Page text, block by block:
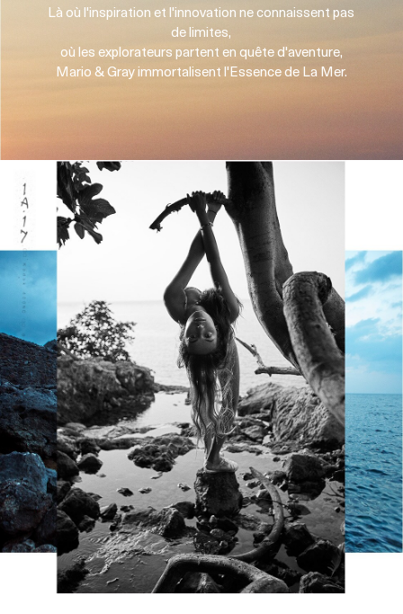
Là où l'inspiration et l'innovation ne connaissent pas
de limites,
où les explorateurs partent en quête d'aventure,
Mario & Gray immortalisent l'Essence de La Mer.